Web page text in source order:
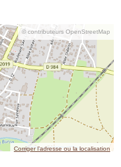
© contributeurs OpenStreetMap
Corriger l’adresse ou la localisation